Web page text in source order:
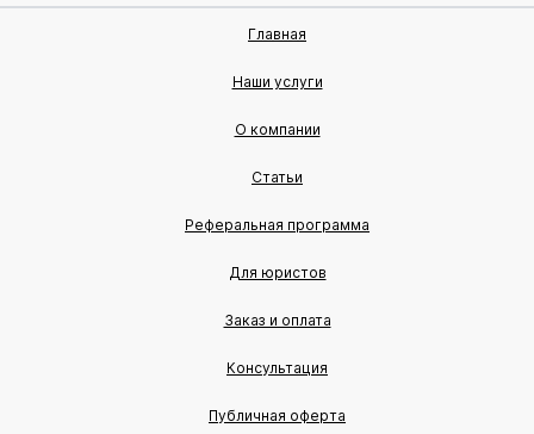
Главная
Наши услуги
О компании
Статьи
Реферальная программа
Для юристов
Заказ и оплата
Консультация
Публичная оферта